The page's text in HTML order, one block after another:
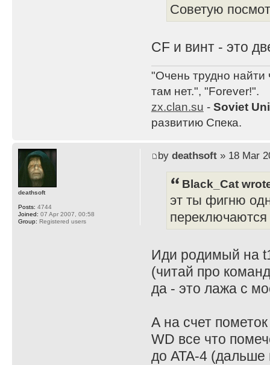
Советую
CF и винт - это
"Очень трудно найти
там нет.", "Forever!".
zx.clan.su - Soviet
развитию Спека.
by deathsoft» 18 Mar
Black_Cat
эт ты фигню
переключаются
Иди родимый на
(читай про
да - это лажа с
А на счет
WD все что
до ATA-4
deathsoft
Posts: 4744
Joined: 07 Apr 2007, 00:58
Group: Registered users